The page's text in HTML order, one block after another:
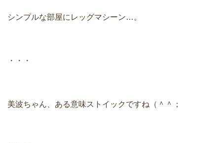
シンプルな部屋にレッグマシーン…。
・・・
美波ちゃん、ある意味ストイックですね（＾＾；